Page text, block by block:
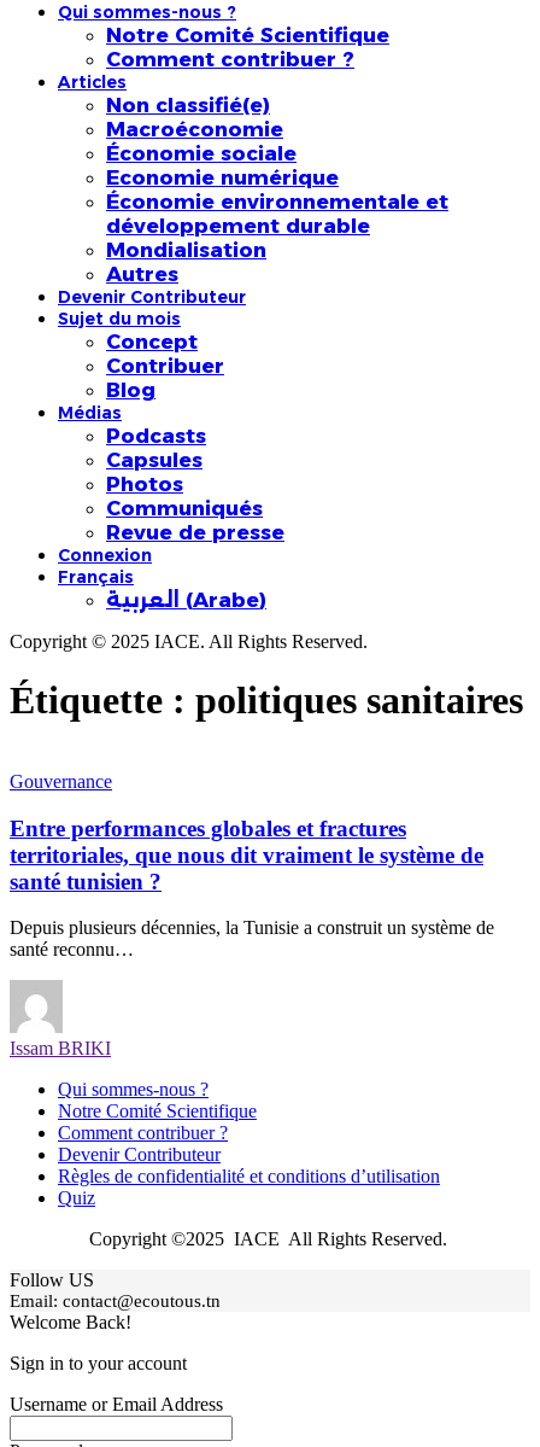
Qui sommes-nous ?
Notre Comité Scientifique
Comment contribuer ?
Articles
Non classifié(e)
Macroéconomie
Économie sociale
Economie numérique
Économie environnementale et
développement durable
Mondialisation
Autres
Devenir Contributeur
Sujet du mois
Concept
Contribuer
Blog
Médias
Podcasts
Capsules
Photos
Communiqués
Revue de presse
Connexion
Français
العربية (Arabe)
Copyright © 2025 IACE. All Rights Reserved.
Étiquette : politiques sanitaires
Gouvernance
Entre performances globales et fractures
territoriales, que nous dit vraiment le système de
santé tunisien ?
Depuis plusieurs décennies, la Tunisie a construit un système de
santé reconnu…
Issam BRIKI
Qui sommes-nous ?
Notre Comité Scientifique
Comment contribuer ?
Devenir Contributeur
Règles de confidentialité et conditions d’utilisation
Quiz
Copyright ©2025 IACE All Rights Reserved.
Follow US
Email: contact@ecoutous.tn
Welcome Back!
Sign in to your account
Username or Email Address